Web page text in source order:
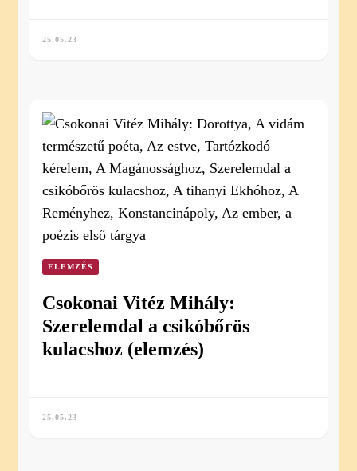
25.05.23
ELEMZÉS
Csokonai Vitéz Mihály:
Szerelemdal a csikóbőrös
kulacshoz (elemzés)
25.05.23